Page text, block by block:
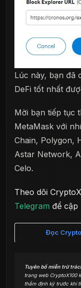
Lúc này, bạn đã
DeFi tốt nhất
Mời bạn tiếp tục
MetaMask với
Chain, Polygon,
Astar Network,
Celo.
Theo dõi
Telegram để cập
Đọc
Tuyên bố miễn trừ
trang web CryptoX100
thẩm định kỹ trước khi